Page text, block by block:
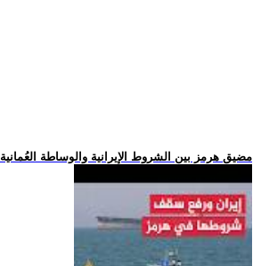
.. مضيق هرمز بين الشروط الإيرانية والوساطة العُمانية